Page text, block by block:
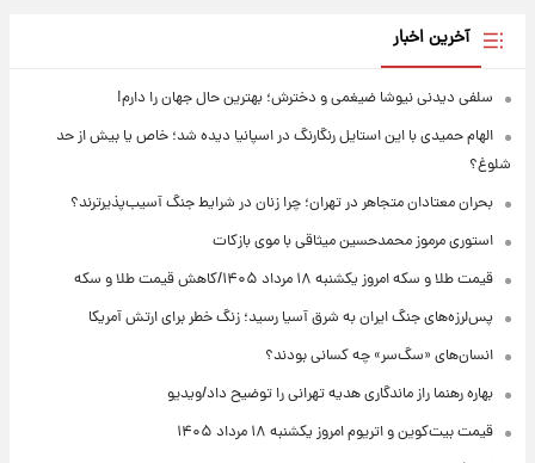
آخرین اخبار
سلفی دیدنی نیوشا ضیغمی و دخترش؛ بهترین حال جهان را دارم!
الهام حمیدی با این استایل رنگارنگ در اسپانیا دیده شد؛ خاص یا بیش از حد
شلوغ؟
بحران معتادان متجاهر در تهران؛ چرا زنان در شرایط جنگ آسیب‌پذیرترند؟
استوری مرموز محمدحسین میثاقی با موی بازکات
قیمت طلا و سکه امروز یکشنبه ۱۸ مرداد ۱۴۰۵/کاهش قیمت طلا و سکه
پس‌لرزه‌های جنگ ایران به شرق آسیا رسید؛ زنگ خطر برای ارتش آمریکا
انسان‌های «سگ‌سر» چه کسانی بودند؟
بهاره رهنما راز ماندگاری هدیه تهرانی را توضیح داد/ویدیو
قیمت بیت‌کوین و اتریوم امروز یکشنبه ۱۸ مرداد ۱۴۰۵